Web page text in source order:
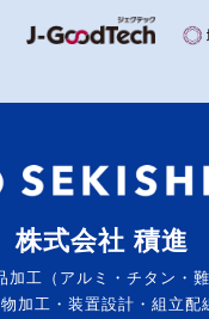
株式会社 積進
加工（アルミ・チタン・難
加工・装置設計・組立配